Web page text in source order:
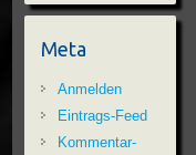
Meta
Anmelden
Eintrags-Feed
Kommentar-